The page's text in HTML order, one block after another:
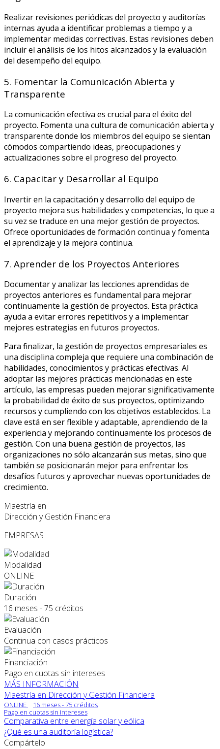
Realizar revisiones periódicas del proyecto y auditorías
internas ayuda a identificar problemas a tiempo y a
implementar medidas correctivas. Estas revisiones deben
incluir el análisis de los hitos alcanzados y la evaluación
del desempeño del equipo.
5. Fomentar la Comunicación Abierta y
Transparente
La comunicación efectiva es crucial para el éxito del
proyecto. Fomenta una cultura de comunicación abierta y
transparente donde los miembros del equipo se sientan
cómodos compartiendo ideas, preocupaciones y
actualizaciones sobre el progreso del proyecto.
6. Capacitar y Desarrollar al Equipo
Invertir en la capacitación y desarrollo del equipo de
proyecto mejora sus habilidades y competencias, lo que a
su vez se traduce en una mejor gestión de proyectos.
Ofrece oportunidades de formación continua y fomenta
el aprendizaje y la mejora continua.
7. Aprender de los Proyectos Anteriores
Documentar y analizar las lecciones aprendidas de
proyectos anteriores es fundamental para mejorar
continuamente la gestión de proyectos. Esta práctica
ayuda a evitar errores repetitivos y a implementar
mejores estrategias en futuros proyectos.
Para finalizar, la gestión de proyectos empresariales es
una disciplina compleja que requiere una combinación de
habilidades, conocimientos y prácticas efectivas. Al
adoptar las mejores prácticas mencionadas en este
artículo, las empresas pueden mejorar significativamente
la probabilidad de éxito de sus proyectos, optimizando
recursos y cumpliendo con los objetivos establecidos. La
clave está en ser flexible y adaptable, aprendiendo de la
experiencia y mejorando continuamente los procesos de
gestión. Con una buena gestión de proyectos, las
organizaciones no sólo alcanzarán sus metas, sino que
también se posicionarán mejor para enfrentar los
desafíos futuros y aprovechar nuevas oportunidades de
crecimiento.
Maestría en
Dirección y Gestión Financiera
EMPRESAS
Modalidad
ONLINE
Duración
16 meses - 75 créditos
Evaluación
Continua con casos prácticos
Financiación
Pago en cuotas sin intereses
MÁS INFORMACIÓN
Maestría en Dirección y Gestión Financiera
ONLINE
16 meses - 75 créditos
Pago en cuotas sin intereses
Comparativa entre energía solar y eólica
¿Qué es una auditoría logística?
Compártelo